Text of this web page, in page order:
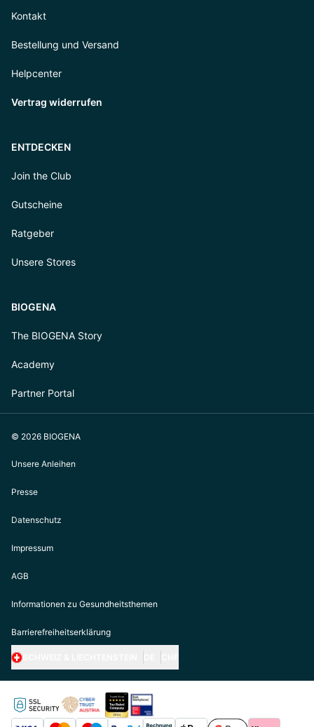
Kontakt
Bestellung und Versand
Helpcenter
Vertrag widerrufen
ENTDECKEN
Join the Club
Gutscheine
Ratgeber
Unsere Stores
BIOGENA
The BIOGENA Story
Academy
Partner Portal
© 2026 BIOGENA
Unsere Anleihen
Presse
Datenschutz
Impressum
AGB
Informationen zu Gesundheitsthemen
Barrierefreiheitserklärung
https://biogena.com/de-at
https://biogena.com/de-de
https://biogena.com/de-ch